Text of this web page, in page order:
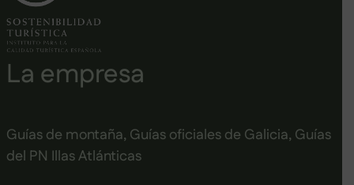
La empresa
Guías de montaña, Guías oficiales de Galicia, Guías
del PN Illas Atlánticas